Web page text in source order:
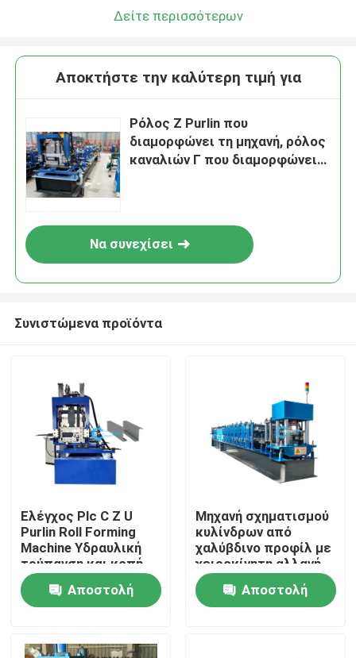
Σπίτι
Προϊόντα
Περίπου εμείς
Δείτε περισσότερων
Αποκτήστε την καλύτερη τιμή για
Ρόλος Ζ Purlin που
διαμορφώνει τη μηχανή, ρόλος
καναλιών Γ που διαμορφώνει
Να συνεχίσει
Συνιστώμενα προϊόντα
Ελέγχος Plc C Z U
Purlin Roll Forming
Machine Υδραυλική
τρύπανση και κοπή
Αποστολή
Μηχανή σχηματισμού
κυλίνδρων από
χαλύβδινο προφίλ με
χειροκίνητη αλλαγή
μεγέθους C Purlin 80-
300mm Web Size
Αποστολή